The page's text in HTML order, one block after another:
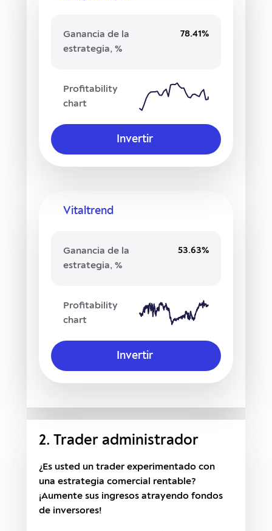
Ganancia de la
estrategia, %
78.41%
Profitability
chart
Invertir
Vitaltrend
Ganancia de la
estrategia, %
53.63%
Profitability
chart
Invertir
2. Trader administrador
¿Es usted un trader experimentado con
una estrategia comercial rentable?
¡Aumente sus ingresos atrayendo fondos
de inversores!